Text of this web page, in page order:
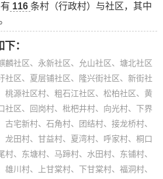
116 条村（行政村）与社区，其中
：
麟社区、永新社区、允山社区、塘北社区
社区、夏层铺社区、隆兴街社区、新街社
桃源社区村、粗石江社区、松柏社区、黄
社区、回岗村、枇杷井村、向光村、下界
古宅新村、石角村、团结村、接龙桥村、
龙田村、甘益村、夏湾村、呼家村、桐口
、东塘村、马蹄村、水田村、东铺村、
雄川村、上甘棠村、下甘棠村、福洞村、